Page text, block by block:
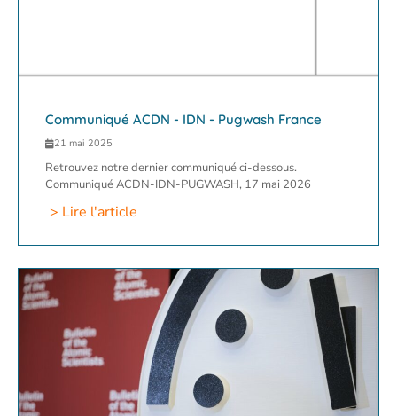
Communiqué ACDN - IDN - Pugwash France
21 mai 2025
Retrouvez notre dernier communiqué ci-dessous.
Communiqué ACDN-IDN-PUGWASH, 17 mai 2026
> Lire l'article